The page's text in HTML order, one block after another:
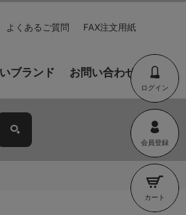
よくあるご質問 FAX注文用紙
ログイン
会員登録
カート
ブランド お問い合わせ